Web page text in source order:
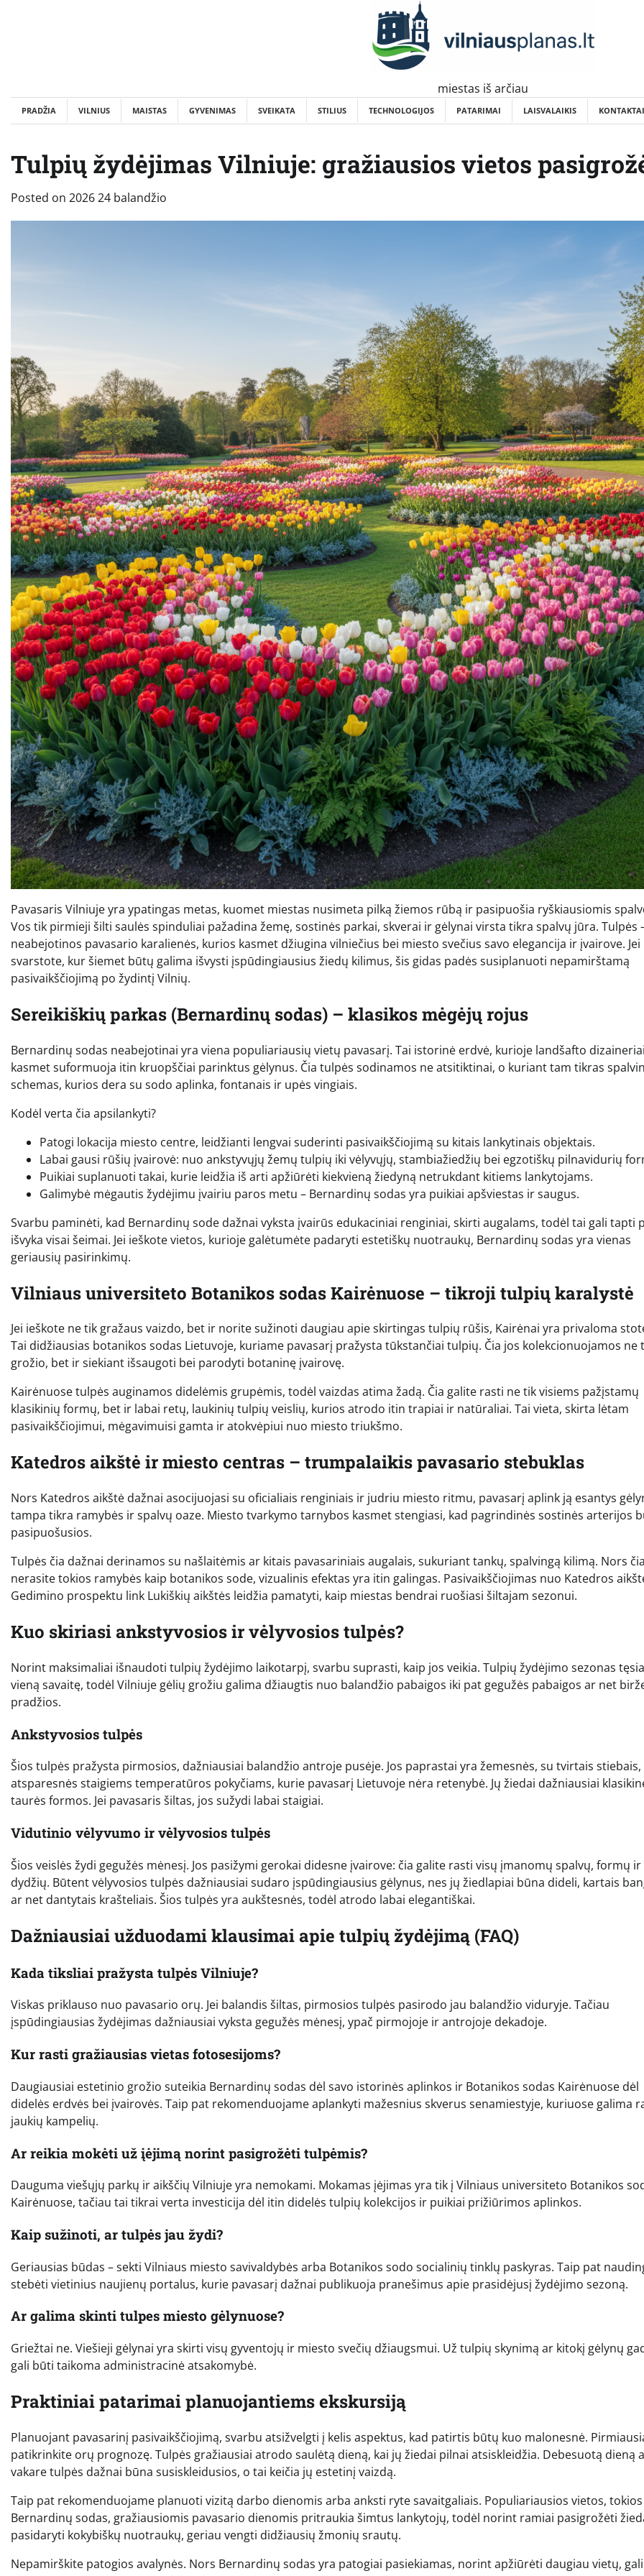
miestas iš arčiau
PRADŽIA VILNIUS MAISTAS GYVENIMAS SVEIKATA STILIUS TECHNOLOGIJOS PATARIMAI LAISVALAIKIS KONTAKTAI
Tulpių žydėjimas Vilniuje: gražiausios vietos
Posted on 2026 24 balandžio
Pavasaris Vilniuje yra ypatingas metas, kuomet miestas nusimeta pilką žiemos rūbą ir pasipuošia ryškiausiomis
Vos tik pirmieji šilti saulės spinduliai pažadina žemę, sostinės parkai, skverai ir gėlynai virsta tikra spalvų jūra. Tulpės
neabejotinos pavasario karalienės, kurios kasmet džiugina vilniečius bei miesto svečius savo elegancija ir įvairove. Jei
svarstote, kur šiemet būtų galima išvysti įspūdingiausius žiedų kilimus, šis gidas padės susiplanuoti nepamirštamą
pasivaikščiojimą po žydintį Vilnių.
Sereikiškių parkas (Bernardinų sodas) – klasikos mėgėjų rojus
Bernardinų sodas neabejotinai yra viena populiariausių vietų pavasarį. Tai istorinė erdvė, kurioje landšafto dizaineriai
kasmet suformuoja itin kruopščiai parinktus gėlynus. Čia tulpės sodinamos ne atsitiktinai, o kuriant tam tikras
schemas, kurios dera su sodo aplinka, fontanais ir upės vingiais.
Kodėl verta čia apsilankyti?
Patogi lokacija miesto centre, leidžianti lengvai suderinti pasivaikščiojimą su kitais lankytinais objektais.
Labai gausi rūšių įvairovė: nuo ankstyvųjų žemų tulpių iki vėlyvųjų, stambiažiedžių bei egzotiškų pilnavidurių
Puikiai suplanuoti takai, kurie leidžia iš arti apžiūrėti kiekvieną žiedyną netrukdant kitiems lankytojams.
Galimybė mėgautis žydėjimu įvairiu paros metu – Bernardinų sodas yra puikiai apšviestas ir saugus.
Svarbu paminėti, kad Bernardinų sode dažnai vyksta įvairūs edukaciniai renginiai, skirti augalams, todėl tai gali tapti
išvyka visai šeimai. Jei ieškote vietos, kurioje galėtumėte padaryti estetiškų nuotraukų, Bernardinų sodas yra vienas
geriausių pasirinkimų.
Vilniaus universiteto Botanikos sodas Kairėnuose – tikroji tulpių karalystė
Jei ieškote ne tik gražaus vaizdo, bet ir norite sužinoti daugiau apie skirtingas tulpių rūšis, Kairėnai yra privaloma
Tai didžiausias botanikos sodas Lietuvoje, kuriame pavasarį pražysta tūkstančiai tulpių. Čia jos kolekcionuojamos ne
grožio, bet ir siekiant išsaugoti bei parodyti botaninę įvairovę.
Kairėnuose tulpės auginamos didelėmis grupėmis, todėl vaizdas atima žadą. Čia galite rasti ne tik visiems pažįstamų
klasikinių formų, bet ir labai retų, laukinių tulpių veislių, kurios atrodo itin trapiai ir natūraliai. Tai vieta, skirta lėtam
pasivaikščiojimui, mėgavimuisi gamta ir atokvėpiui nuo miesto triukšmo.
Katedros aikštė ir miesto centras – trumpalaikis pavasario stebuklas
Nors Katedros aikštė dažnai asocijuojasi su oficialiais renginiais ir judriu miesto ritmu, pavasarį aplink ją esantys
tampa tikra ramybės ir spalvų oaze. Miesto tvarkymo tarnybos kasmet stengiasi, kad pagrindinės sostinės arterijos
pasipuošusios.
Tulpės čia dažnai derinamos su našlaitėmis ar kitais pavasariniais augalais, sukuriant tankų, spalvingą kilimą. Nors čia
nerasite tokios ramybės kaip botanikos sode, vizualinis efektas yra itin galingas. Pasivaikščiojimas nuo Katedros
Gedimino prospektu link Lukiškių aikštės leidžia pamatyti, kaip miestas bendrai ruošiasi šiltajam sezonui.
Kuo skiriasi ankstyvosios ir vėlyvosios tulpės?
Norint maksimaliai išnaudoti tulpių žydėjimo laikotarpį, svarbu suprasti, kaip jos veikia. Tulpių žydėjimo sezonas
vieną savaitę, todėl Vilniuje gėlių grožiu galima džiaugtis nuo balandžio pabaigos iki pat gegužės pabaigos ar net
pradžios.
Ankstyvosios tulpės
Šios tulpės pražysta pirmosios, dažniausiai balandžio antroje pusėje. Jos paprastai yra žemesnės, su tvirtais stiebais,
atsparesnės staigiems temperatūros pokyčiams, kurie pavasarį Lietuvoje nėra retenybė. Jų žiedai dažniausiai
taurės formos. Jei pavasaris šiltas, jos sužydi labai staigiai.
Vidutinio vėlyvumo ir vėlyvosios tulpės
Šios veislės žydi gegužės mėnesį. Jos pasižymi gerokai didesne įvairove: čia galite rasti visų įmanomų spalvų, formų ir
dydžių. Būtent vėlyvosios tulpės dažniausiai sudaro įspūdingiausius gėlynus, nes jų žiedlapiai būna dideli, kartais
ar net dantytais krašteliais. Šios tulpės yra aukštesnės, todėl atrodo labai elegantiškai.
Dažniausiai užduodami klausimai apie tulpių žydėjimą (FAQ)
Kada tiksliai pražysta tulpės Vilniuje?
Viskas priklauso nuo pavasario orų. Jei balandis šiltas, pirmosios tulpės pasirodo jau balandžio viduryje. Tačiau
įspūdingiausias žydėjimas dažniausiai vyksta gegužės mėnesį, ypač pirmojoje ir antrojoje dekadoje.
Kur rasti gražiausias vietas fotosesijoms?
Daugiausiai estetinio grožio suteikia Bernardinų sodas dėl savo istorinės aplinkos ir Botanikos sodas Kairėnuose dėl
didelės erdvės bei įvairovės. Taip pat rekomenduojame aplankyti mažesnius skverus senamiestyje, kuriuose galima
jaukių kampelių.
Ar reikia mokėti už įėjimą norint pasigrožėti tulpėmis?
Dauguma viešųjų parkų ir aikščių Vilniuje yra nemokami. Mokamas įėjimas yra tik į Vilniaus universiteto Botanikos
Kairėnuose, tačiau tai tikrai verta investicija dėl itin didelės tulpių kolekcijos ir puikiai prižiūrimos aplinkos.
Kaip sužinoti, ar tulpės jau žydi?
Geriausias būdas – sekti Vilniaus miesto savivaldybės arba Botanikos sodo socialinių tinklų paskyras. Taip pat
stebėti vietinius naujienų portalus, kurie pavasarį dažnai publikuoja pranešimus apie prasidėjusį žydėjimo sezoną.
Ar galima skinti tulpes miesto gėlynuose?
Griežtai ne. Viešieji gėlynai yra skirti visų gyventojų ir miesto svečių džiaugsmui. Už tulpių skynimą ar kitokį gėlynų
gali būti taikoma administracinė atsakomybė.
Praktiniai patarimai planuojantiems ekskursiją
Planuojant pavasarinį pasivaikščiojimą, svarbu atsižvelgti į kelis aspektus, kad patirtis būtų kuo malonesnė.
patikrinkite orų prognozę. Tulpės gražiausiai atrodo saulėtą dieną, kai jų žiedai pilnai atsiskleidžia. Debesuotą dieną
vakare tulpės dažnai būna susiskleidusios, o tai keičia jų estetinį vaizdą.
Taip pat rekomenduojame planuoti vizitą darbo dienomis arba anksti ryte savaitgaliais. Populiariausios vietos,
Bernardinų sodas, gražiausiomis pavasario dienomis pritraukia šimtus lankytojų, todėl norint ramiai pasigrožėti
pasidaryti kokybiškų nuotraukų, geriau vengti didžiausių žmonių srautų.
Nepamirškite patogios avalynės. Nors Bernardinų sodas yra patogiai pasiekiamas, norint apžiūrėti daugiau vietų,